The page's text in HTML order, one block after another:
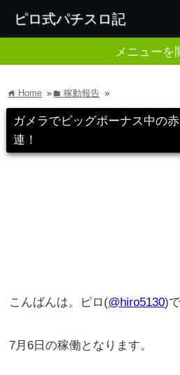
ピロ式パチスロ記
メニューを
home Home » folder稼動報告 »
ガメラでビッグボーナス中の
連！
こんばんは。ピロ(@hiro5130)
7月6日の稼働となります。